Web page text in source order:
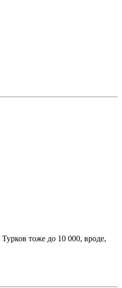
тоже до 10 000, вроде,